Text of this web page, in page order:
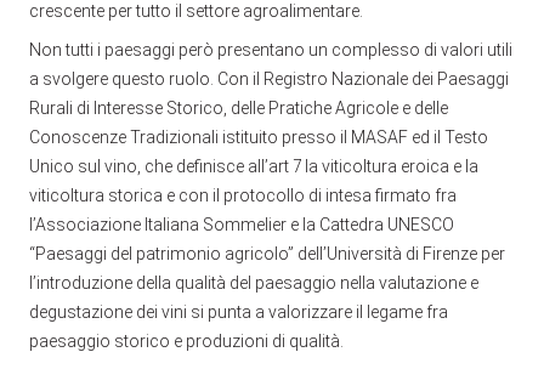
crescente per tutto il settore agroalimentare.
Non tutti i paesaggi però presentano un complesso di valori utili
a svolgere questo ruolo. Con il Registro Nazionale dei Paesaggi
Rurali di Interesse Storico, delle Pratiche Agricole e delle
Conoscenze Tradizionali istituito presso il MASAF ed il Testo
Unico sul vino, che definisce all’art 7 la viticoltura eroica e la
viticoltura storica e con il protocollo di intesa firmato fra
l’Associazione Italiana Sommelier e la Cattedra UNESCO
“Paesaggi del patrimonio agricolo” dell’Università di Firenze per
l’introduzione della qualità del paesaggio nella valutazione e
degustazione dei vini si punta a valorizzare il legame fra
paesaggio storico e produzioni di qualità.